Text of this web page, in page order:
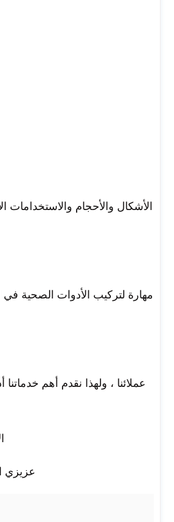
الأشكال والأحجام
مهارة لتركيب الأدوات الصحية في
عملائنا ، ولهذا نقدم أهم
عزيزي